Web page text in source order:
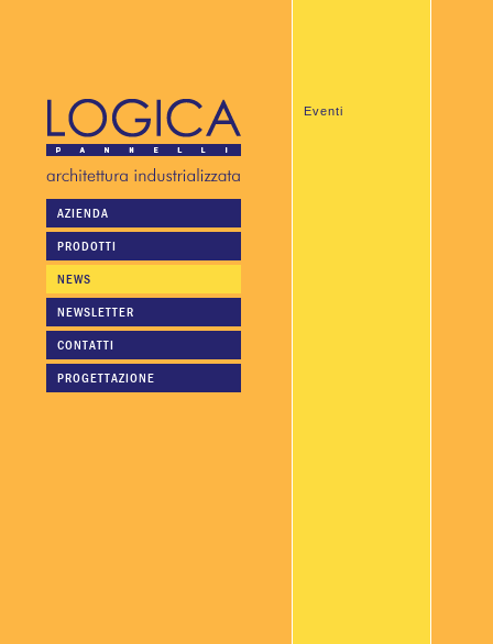
AZIENDA
PRODOTTI
NEWS
NEWSLETTER
CONTATTI
PROGETTAZIONE
Eventi